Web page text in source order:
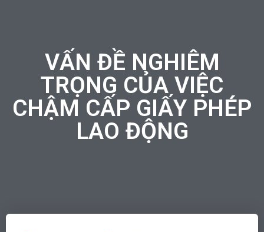
VẤN ĐỀ NGHIÊM
TRỌNG CỦA VIỆC
CHẬM CẤP GIẤY PHÉP
LAO ĐỘNG